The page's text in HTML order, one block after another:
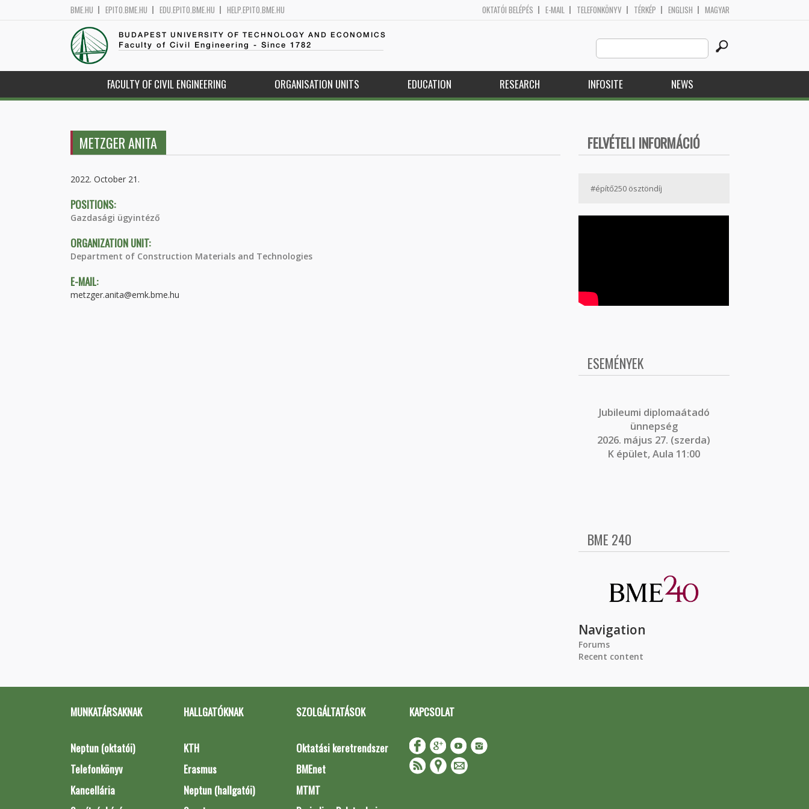
BME.HU EPITO.BME.HU EDU.EPITO.BME.HU HELP.EPITO.BME.HU OKTATÓI BELÉPÉS E-MAIL TELEFONKÖNYV TÉRKÉP ENGLISH MAGYAR
BUDAPEST UNIVERSITY OF TECHNOLOGY AND ECONOMICS
Faculty of Civil Engineering - Since 1782
Search
this
site
FACULTY OF CIVIL ENGINEERING ORGANISATION UNITS EDUCATION RESEARCH INFOSITE NEWS
METZGER ANITA
2022. October 21.
POSITIONS:
Gazdasági ügyintéző
ORGANIZATION UNIT:
Department of Construction Materials and Technologies
E-MAIL:
metzger.anita@emk.bme.hu
FELVÉTELI INFORMÁCIÓ
#építő250 ösztöndíj
ESEMÉNYEK
Jubileumi diplomaátadó
ünnepség
2026. május 27. (szerda)
K épület, Aula 11:00
BME 240
Navigation
Forums
Recent content
MUNKATÁRSAKNAK
Neptun (oktatói)
Telefonkönyv
Kancellária
HALLGATÓKNAK
KTH
Erasmus
Neptun (hallgatói)
SZOLGÁLTATÁSOK
Oktatási keretrendszer
BMEnet
MTMT
KAPCSOLAT